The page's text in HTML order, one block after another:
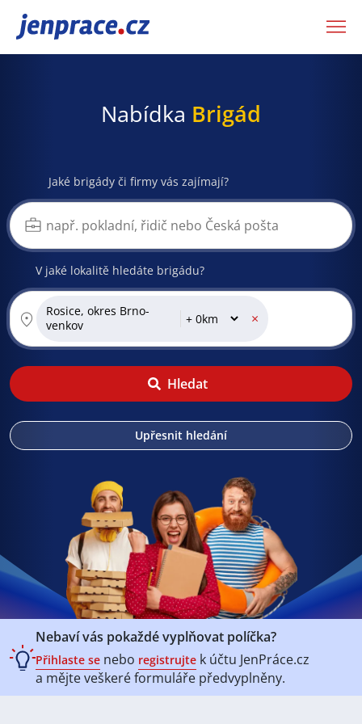
JenPráce.cz
Nabídka Brigád
Jaké brigády či firmy vás zajímají?
V jaké lokalitě hledáte brigádu?
Rosice, okres Brno-
venkov
×
Hledat
Upřesnit hledání
Nebaví vás pokaždé vyplňovat políčka?
Přihlaste se nebo registrujte k účtu JenPráce.cz
a mějte veškeréformuláře předvyplněny.